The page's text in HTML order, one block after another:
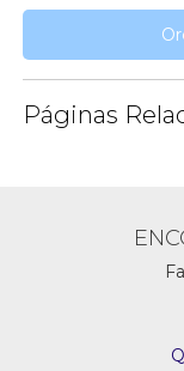
Páginas